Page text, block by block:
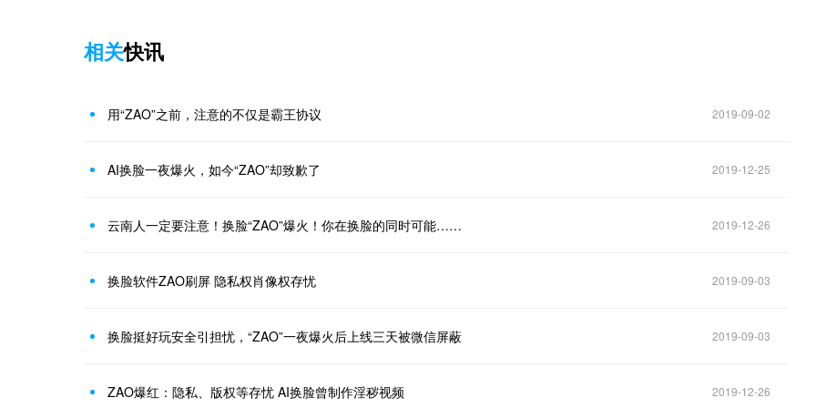
相关快讯
用“ZAO”之前，注意的不仅是霸王协议 2019-09-02
AI换脸一夜爆火，如今“ZAO”却致歉了 2019-12-25
云南人一定要注意！换脸“ZAO”爆火！你在换脸的同时可能…… 2019-12-26
换脸软件ZAO刷屏 隐私权肖像权存忧 2019-09-03
换脸挺好玩安全引担忧，“ZAO”一夜爆火后上线三天被微信屏蔽 2019-09-03
ZAO爆红：隐私、版权等存忧 AI换脸曾制作淫秽视频 2019-12-26